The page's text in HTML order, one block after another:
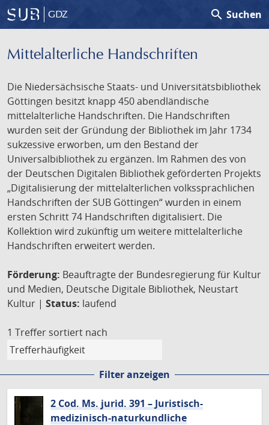
GDZ search Suchen
Mittelalterliche Handschriften
Die Niedersächsische Staats- und Universitätsbibliothek
Göttingen besitzt knapp 450 abendländische
mittelalterliche Handschriften. Die Handschriften
wurden seit der Gründung der Bibliothek im Jahr 1734
sukzessive erworben, um den Bestand der
Universalbibliothek zu ergänzen. Im Rahmen des von
der Deutschen Digitalen Bibliothek geförderten Projekts
„Digitalisierung der mittelalterlichen volkssprachlichen
Handschriften der SUB Göttingen“ wurden in einem
ersten Schritt 74 Handschriften digitalisiert. Die
Kollektion wird zukünftig um weitere mittelalterliche
Handschriften erweitert werden.
Förderung: Beauftragte der Bundesregierung für Kultur
und Medien, Deutsche Digitale Bibliothek, Neustart
Kultur | Status: laufend
1 Treffer sortiert nach
Filter anzeigen
2 Cod. Ms. jurid. 391 – Juristisch-
medizinisch-naturkundliche